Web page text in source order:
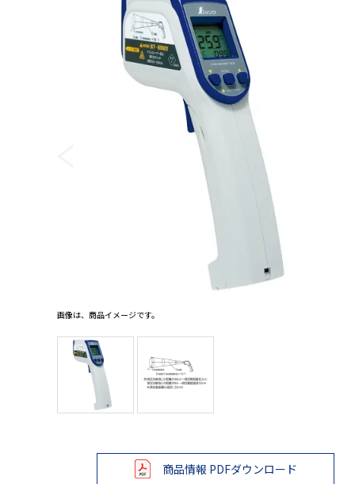
タイマー
長さ測定器
濃度・環境測定
画像は、商品イメージです。
商品情報 PDFダウンロード